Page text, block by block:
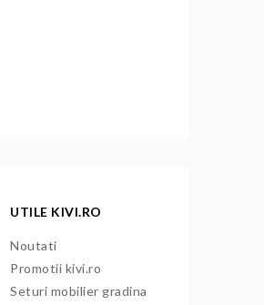
UTILE KIVI.RO
Noutati
Promotii kivi.ro
Seturi mobilier gradina